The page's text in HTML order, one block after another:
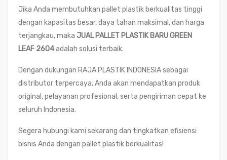
Jika Anda membutuhkan pallet plastik berkualitas tinggi
dengan kapasitas besar, daya tahan maksimal, dan harga
terjangkau, maka JUAL PALLET PLASTIK BARU GREEN
LEAF 2604adalah solusi terbaik.
Dengan dukungan RAJA PLASTIK INDONESIA sebagai
distributor terpercaya, Anda akan mendapatkan produk
original, pelayanan profesional, serta pengiriman cepat ke
seluruh Indonesia.
Segera hubungi kami sekarang dan tingkatkan efisiensi
bisnis Anda dengan pallet plastik berkualitas!